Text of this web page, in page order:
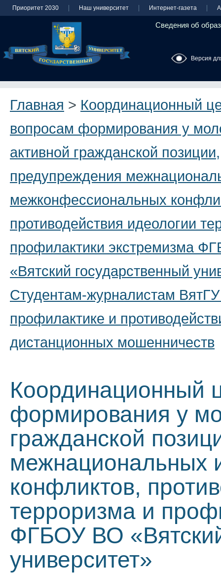
Приоритет 2030 Наш университет Интернет-газета
Сведения об
Версия
Главная > Координационный
вопросам формирования у
активной гражданской позиции,
предупреждения
межконфессиональных
противодействия идеологии
профилактики экстремизма
«Вятский государственный
Студентам-журналистам
профилактике и
дистанционных мошенничеств
Координационный
формирования у
гражданской
межнациональных
конфликтов,
терроризма и
ФГБОУ ВО
университет»